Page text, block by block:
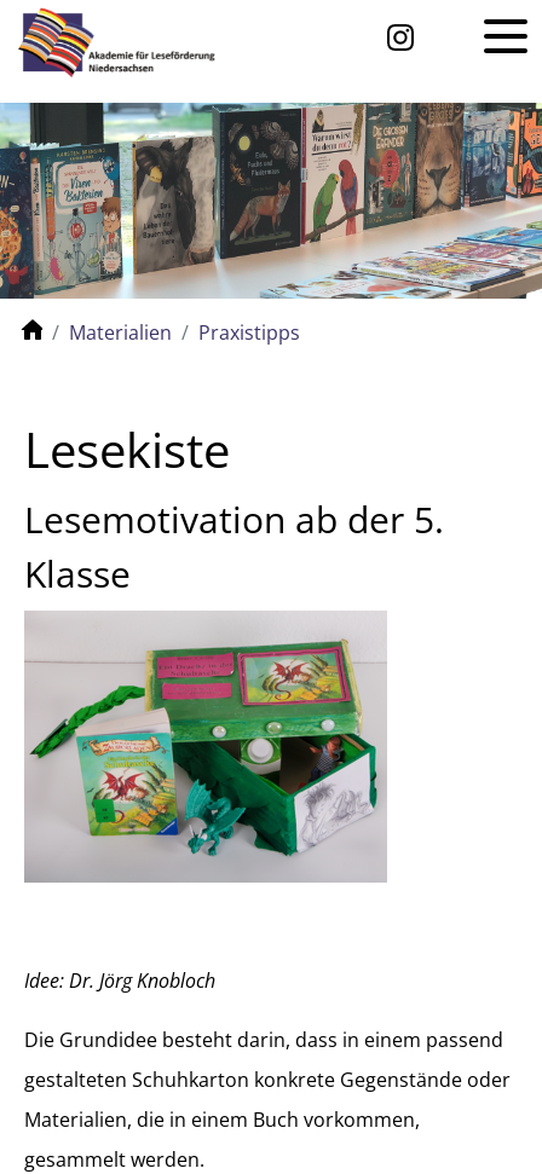
Materialien Praxistipps
Lesekiste
Lesemotivation ab der 5.
Klasse
Idee: Dr. Jörg Knobloch
Die Grundidee besteht darin, dass in einem passend
gestalteten Schuhkarton konkrete Gegenstände oder
Materialien, die in einem Buch vorkommen,
gesammelt werden.